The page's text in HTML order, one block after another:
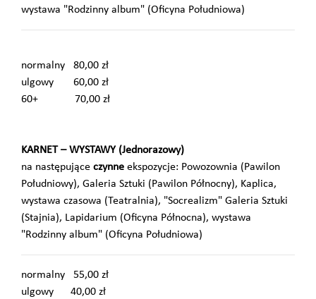
wystawa "Rodzinny album" (Oficyna Południowa)
normalny 80,00 zł
ulgowy 60,00 zł
60+ 70,00 zł
KARNET – WYSTAWY (Jednorazowy)
na następujące czynne ekspozycje: Powozownia (Pawilon
Południowy), Galeria Sztuki (Pawilon Północny), Kaplica,
wystawa czasowa (Teatralnia), "Socrealizm" Galeria Sztuki
(Stajnia), Lapidarium (Oficyna Północna), wystawa
"Rodzinny album" (Oficyna Południowa)
normalny 55,00 zł
ulgowy 40,00 zł